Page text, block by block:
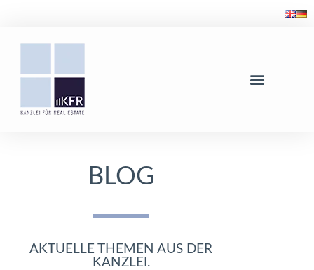
BLOG
AKTUELLE THEMEN AUS DER
KANZLEI.